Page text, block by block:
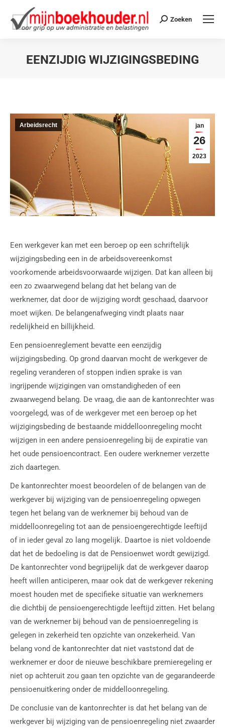
Zoeken
EENZIJDIG WIJZIGINGSBEDING
jan
26
2023
Arbeidsrecht
Een werkgever kan met een beroep op een schriftelijk
wijzigingsbeding een in de arbeidsovereenkomst
voorkomende arbeidsvoorwaarde wijzigen. Dat kan alleen bij
een zo zwaarwegend belang dat het belang van de
werknemer, dat door de wijziging wordt geschaad, daarvoor
moet wijken. De belangenafweging vindt plaats naar
redelijkheid en billijkheid.
Een pensioenreglement bevatte een eenzijdig
wijzigingsbeding. Op grond daarvan mocht de werkgever de
regeling veranderen of stoppen indien sprake is van
ingrijpende wijzigingen van omstandigheden of een
zwaarwegend belang. De vraag, die aan de kantonrechter was
voorgelegd, was of de werkgever met een beroep op het
wijzigingsbeding de bestaande middelloonregeling mocht
wijzigen in een andere pensioenregeling bij de expiratie van
het oude pensioencontract. Een oudere werknemer verzette
zich daartegen.
De kantonrechter moest beoordelen of de belangen van de
werkgever bij wijziging van de pensioenregeling opwegen
tegen het belang van de werknemer bij behoud van de
middelloonregeling tot aan de pensioengerechtigde leeftijd
of in ieder geval zo lang mogelijk. Daartoe is niet voldoende
dat het de bedoeling is dat de Pensioenwet wordt gewijzigd.
De kantonrechter vond begrijpelijk dat de werkgever daarop
heeft willen anticiperen, maar ook dat de werkgever rekening
moest houden met de specifieke situatie van werknemers
die dichtbij de pensioengerechtigde leeftijd zitten. Het belang
van de werknemer bij behoud van de pensioenregeling is
gelegen in zekerheid ten opzichte van onzekerheid. Van
belang vond de kantonrechter dat niet vaststond dat de
werknemer er door de nieuwe beschikbare premieregeling er
niet op achteruit zou gaan ten opzichte van de gegarandeerde
pensioenuitkering onder de middelloonregeling.
De conclusie van de kantonrechter is dat het belang van de
werkgever bij wijziging van de pensioenregeling niet zwaarder